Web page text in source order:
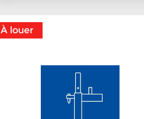
À louer